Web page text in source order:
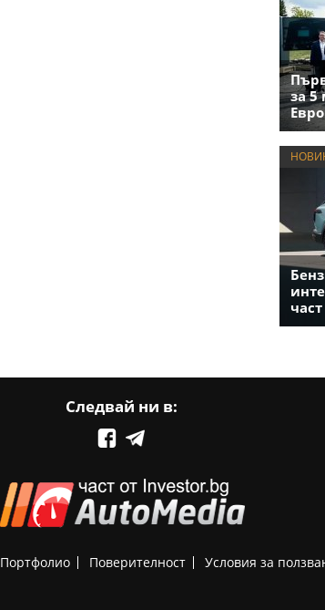
за 5
част
Следвай ни в:
Портфолио Поверителност Условия за